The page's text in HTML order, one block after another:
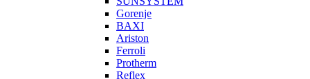
Gorenje
BAXI
Ariston
Ferroli
Protherm
Reflex